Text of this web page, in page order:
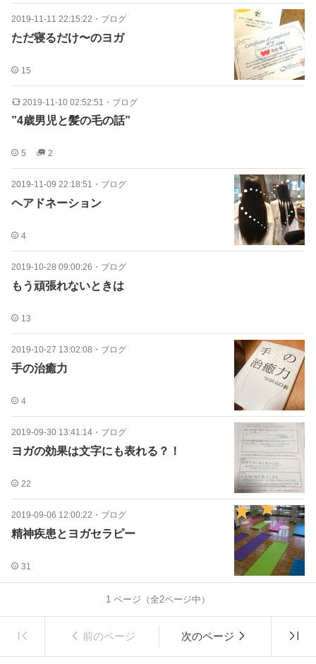
2019-11-11 22:15:22 ・ ブログ
ただ寝るだけ〜のヨガ
15
2019-11-10 02:52:51 ・ ブログ
”4歳男児と髪の毛の話”
5 2
2019-11-09 22:18:51 ・ ブログ
ヘアドネーション
4
2019-10-28 09:00:26 ・ ブログ
もう頑張れないときは
13
2019-10-27 13:02:08 ・ ブログ
手の治癒力
4
2019-09-30 13:41:14 ・ ブログ
ヨガの効果は文字にも表れる？！
22
2019-09-06 12:00:22 ・ ブログ
精神疾患とヨガセラピー
31
1 ページ（全2ページ中）
前のページ 次のページ